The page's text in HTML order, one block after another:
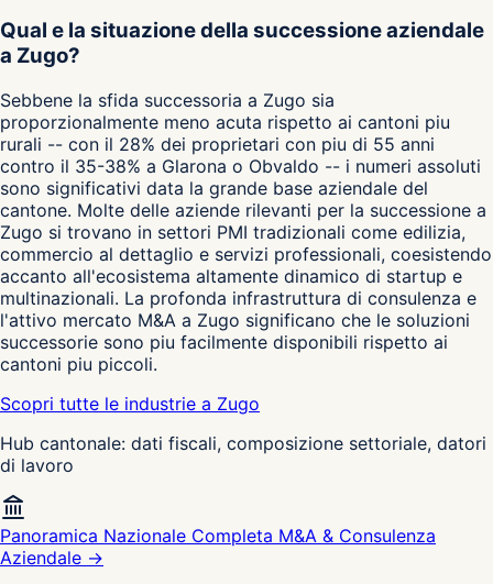
Qual e la situazione della successione aziendale
a Zugo?
Sebbene la sfida successoria a Zugo sia
proporzionalmente meno acuta rispetto ai cantoni piu
rurali -- con il 28% dei proprietari con piu di 55 anni
contro il 35-38% a Glarona o Obvaldo -- i numeri assoluti
sono significativi data la grande base aziendale del
cantone. Molte delle aziende rilevanti per la successione a
Zugo si trovano in settori PMI tradizionali come edilizia,
commercio al dettaglio e servizi professionali, coesistendo
accanto all'ecosistema altamente dinamico di startup e
multinazionali. La profonda infrastruttura di consulenza e
l'attivo mercato M&A a Zugo significano che le soluzioni
successorie sono piu facilmente disponibili rispetto ai
cantoni piu piccoli.
Scopri tutte le industrie a Zugo
Hub cantonale: dati fiscali, composizione settoriale, datori
di lavoro
Panoramica Nazionale Completa M&A & Consulenza
Aziendale →